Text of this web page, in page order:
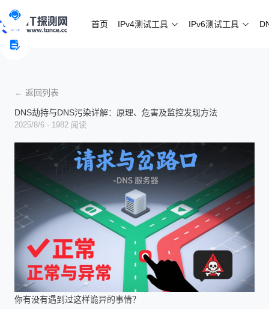
首页 IPv4测试工具 IPv6测试工具
← 返回列表
DNS劫持与DNS污染详解：原理、危害及监控发现方法
2025/8/6 · 1982 阅读
你有没有遇到过这样诡异的事情？